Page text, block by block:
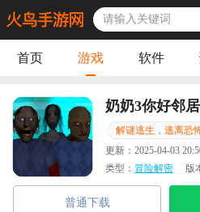
首页 游戏 软件
奶奶3你好邻
解谜逃生，逃离恐
更新： 2025-04-03
类型： 冒险解密 版
普通下载